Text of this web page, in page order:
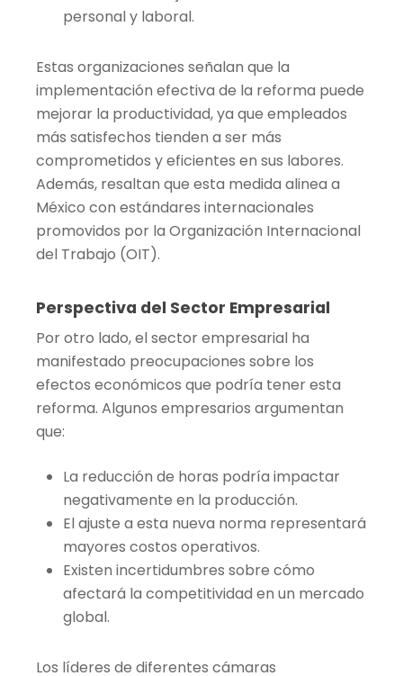
personal y laboral.
Estas organizaciones señalan que la
implementación efectiva de la reforma puede
mejorar la productividad, ya que empleados
más satisfechos tienden a ser más
comprometidos y eficientes en sus labores.
Además, resaltan que esta medida alinea a
México con estándares internacionales
promovidos por la Organización Internacional
del Trabajo (OIT).
Perspectiva del Sector Empresarial
Por otro lado, el sector empresarial ha
manifestado preocupaciones sobre los
efectos económicos que podría tener esta
reforma. Algunos empresarios argumentan
que:
La reducción de horas podría impactar
negativamente en la producción.
El ajuste a esta nueva norma representará
mayores costos operativos.
Existen incertidumbres sobre cómo
afectará la competitividad en un mercado
global.
Los líderes de diferentes cámaras